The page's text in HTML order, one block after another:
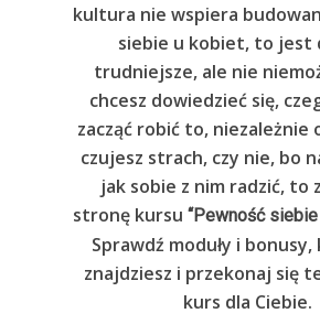
kultura nie wspiera
siebie u kobiet, to jest
trudniejsze, ale nie
chcesz dowiedzieć się,
zacząć robić to, niezależnie
czujesz strach, czy nie, bo
jak sobie z nim radzić, to
stronę kursu “Pewność
Sprawdź moduły i
znajdziesz i przekonaj się
kurs dla Ciebie.